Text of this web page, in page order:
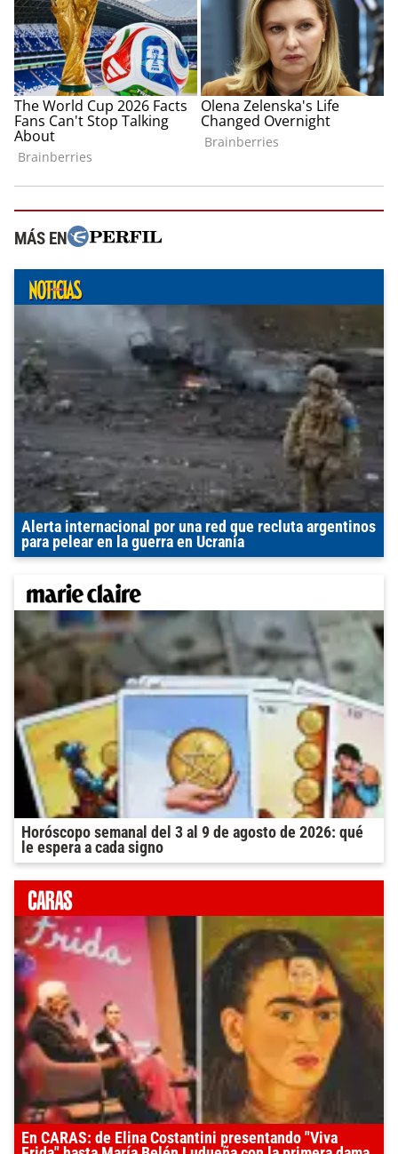
MÁS EN
Alerta internacional por una red que recluta argentinos
para pelear en la guerra en Ucrania
Horóscopo semanal del 3 al 9 de agosto de 2026: qué
le espera a cada signo
En CARAS: de Elina Costantini presentando "Viva